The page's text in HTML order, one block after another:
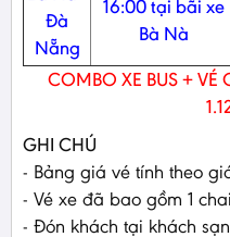
Đà
Nẵng
16:00 tại bãi xe
Bà Nà
COMBO XE BUS + VÉ
GHI CHÚ
- Bảng giá vé tính theo
- Vé xe đã bao gồm 1
- Đón khách tại khách